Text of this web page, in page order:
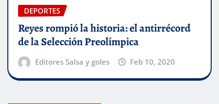
DEPORTES
Reyes rompió la historia: el antirrécord
de la Selección Preolímpica
Editores Salsa y goles Feb 10, 2020